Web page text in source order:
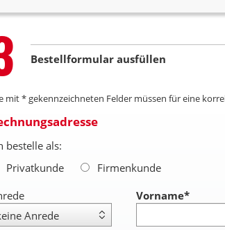
Bestellformular ausfüllen
mit * gekennzeichneten Felder müssen für eine
bestelle als:
Privatkunde
Firmenkunde
Vorname*